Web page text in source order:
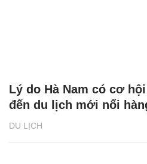
DU LỊCH
Lý do Hà Nam có cơ
đến du lịch mới nổi